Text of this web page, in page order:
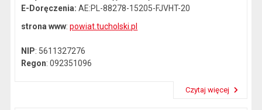
E-Doręczenia:AE:PL-88278-15205-FJVHT-20
strona www:powiat.tucholski.pl
NIP: 5611327276
Regon: 092351096
Czytaj więcej